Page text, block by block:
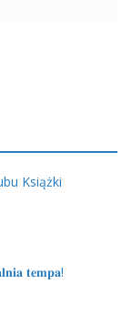
Książki
𝐭𝐞𝐦𝐩𝐚!